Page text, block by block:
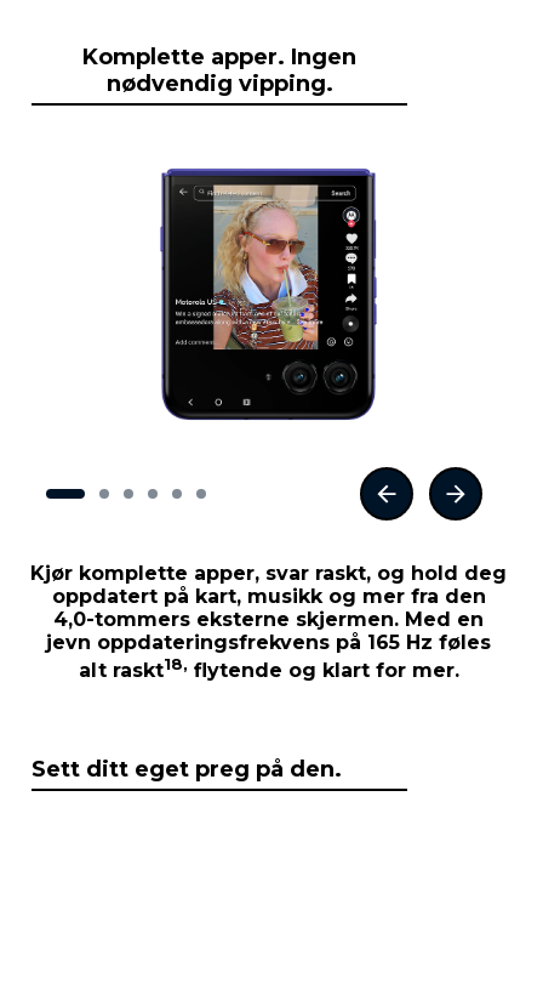
Komplette apper. Ingen
nødvendig vipping.
Kjør komplette apper, svar raskt, og hold deg
oppdatert på kart, musikk og mer fra den
4,0-tommers eksterne skjermen. Med en
jevn oppdateringsfrekvens på 165 Hz føles
alt raskt18, flytende og klart for mer.
Sett ditt eget preg på den.